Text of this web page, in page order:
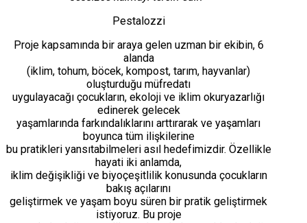
Pestalozzi
Proje kapsamında bir araya gelen uzman bir ekibin, 6
alanda
(iklim, tohum, böcek, kompost, tarım, hayvanlar)
oluşturduğu müfredatı
uygulayacağı çocukların, ekoloji ve iklim okuryazarlığı
edinerek gelecek
yaşamlarında farkındalıklarını arttırarak ve yaşamları
boyunca tüm ilişkilerine
bu pratikleri yansıtabilmeleri asıl hedefimizdir. Özellikle
hayati iki anlamda,
iklim değişikliği ve biyoçeşitlilik konusunda çocukların
bakış açılarını
geliştirmek ve yaşam boyu süren bir pratik geliştirmek
istiyoruz. Bu proje